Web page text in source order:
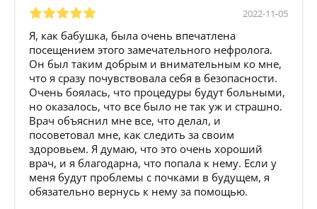
2022-11-05
Я, как бабушка, была очень впечатлена
посещением этого замечательного нефролога.
Он был таким добрым и внимательным ко мне,
что я сразу почувствовала себя в безопасности.
Очень боялась, что процедуры будут больными,
но оказалось, что все было не так уж и страшно.
Врач объяснил мне все, что делал, и
посоветовал мне, как следить за своим
здоровьем. Я думаю, что это очень хороший
врач, и я благодарна, что попала к нему. Если у
меня будут проблемы с почками в будущем, я
обязательно вернусь к нему за помощью.